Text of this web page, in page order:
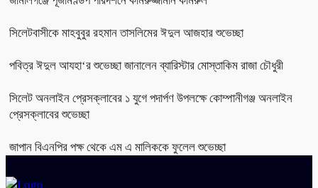
সিলেটবাসীকে মাহবুবুর রহমান তাসলিমের ঈদুল আজহার শুভেচ্ছা
পবিত্র ঈদুল আযহা‘র শুভেচ্ছা জানালেন ব্যারিস্টার মোস্তাকিম রাজা চৌধুরী
সিলেট অনলাইন প্রেসক্লাবের ১ যুগে পদার্পণ উপলক্ষে কোম্পানীগঞ্জ অনলাইন
প্রেসক্লাবের শুভেচ্ছা
জাপান বিএনপির পক্ষ থেকে এম এ মালিককে ফুলেল শুভেচ্ছা